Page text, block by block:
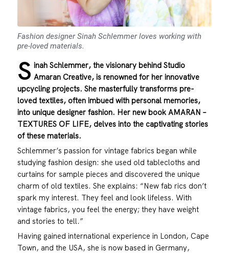
Fashion designer Sinah Schlemmer loves working with
pre-loved materials.
S inah Schlemmer, the visionary behind Studio
Amaran Creative, is renowned for her innovative
upcycling projects. She masterfully transforms pre-
loved textiles, often imbued with personal memories,
into unique designer fashion. Her new book AMARAN –
TEXTURES OF LIFE, delves into the captivating stories
of these materials.
Schlemmer’s passion for vintage fabrics began while
studying fashion design: she used old tablecloths and
curtains for sample pieces and discovered the unique
charm of old textiles. She explains: “New fab rics don’t
spark my interest. They feel and look lifeless. With
vintage fabrics, you feel the energy; they have weight
and stories to tell.”
Having gained international experience in London, Cape
Town, and the USA, she is now based in Germany,